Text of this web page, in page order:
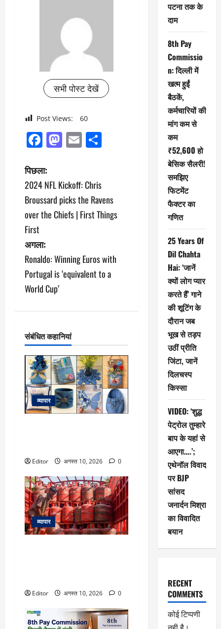
सभी पोस्ट देखें
Post Views: 60
Facebook
Mastodon
Email
पो
स्ट
ने
वि
गे
श
न
पिछला:
2024 NFL Kickoff: Chris
Broussard picks the Ravens
over the Chiefs | First Things
First
अगला:
Ronaldo: Winning Euros with
Portugal is ‘equivalent to a
World Cup’
संबंधित कहानियां
व्यापार
Editor अगस्त 10, 2026 0
व्यापार
Editor अगस्त 10, 2026 0
पटना तक के
दाम
8th Pay
Commissio
n: दिल्ली में
खत्म हुईं
बैठकें,
कर्मचारियों की
मांग कम से
कम
₹52,600 हो
बेसिक सैलरी!
समझिए
फिटमेंट
फैक्टर का
गणित
25 Years Of
Dil Chahta
Hai: ‘जानें
क्यों लोग प्यार
करते हैं’ गाने
की शूटिंग के
दौरान जब
भूख से तड़प
उठीं प्रीति
जिंटा, जानें
दिलचस्प
किस्सा
VIDEO: ‘शुद्ध
पेट्रोल तुम्हारे
बाप के यहां से
आएगा….’;
एथेनॉल विवाद
पर BJP
सांसद
जनार्दन मिश्रा
का विवादित
बयान
RECENT
COMMENTS
कोई टिप्पणी